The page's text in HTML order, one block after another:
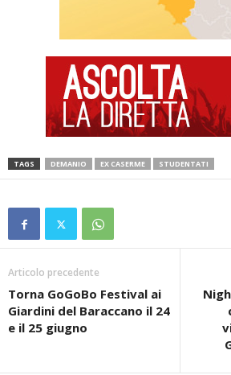
TAGS DEMANIO EX CASERME STUDENTATI
Articolo precedente
Torna GoGoBo Festival ai
Giardini del Baraccano il 24
e il 25 giugno